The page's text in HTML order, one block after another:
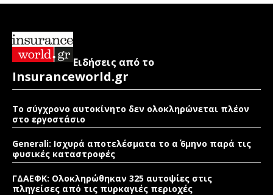
Ειδήσεις από το
Insuranceworld.gr
Το σύγχρονο αυτοκίνητο δεν ολοκληρώνεται πλέον
στο εργοστάσιο
Generali: Ισχυρά αποτελέσματα το α΄ 6μηνο παρά τις
φυσικές καταστροφές
ΓΔΑΕΦΚ: Ολοκληρώθηκαν 325 αυτοψίες στις
πληγείσες από τις πυρκαγιές περιοχές